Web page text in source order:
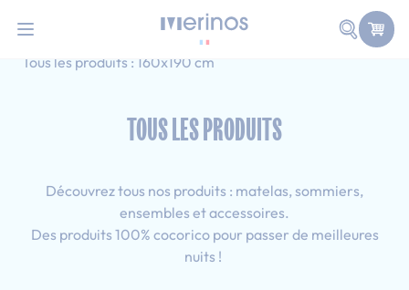
Faire
Accueil
Simple
Tous les produits : 160x190 cm
TOUS LES PRODUITS
Découvrez tous nos produits : matelas, sommiers,
ensembles et accessoires.
Des produits 100% cocorico pour passer de meilleures
nuits !